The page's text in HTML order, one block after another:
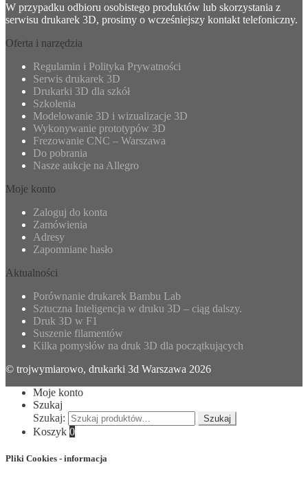
W przypadku odbioru osobistego produktów lub skorzystania z
serwisu drukarek 3D, prosimy o wcześniejszy kontakt telefoniczny.
Oferta i narzędzia
Regulamin i Polityka Prywatności
Serwis drukarek 3D
Drukarki 3D dla szkół
Szkolenia
Modelowanie 3D i wizualizacje 3D
Wykonywanie prototypów 3D
Frezowanie CNC – Warszawa
Do pobrania
Nasze aukcje na Allegro
Moje konto
Zaloguj do konta
Zamówienia
Adresy
Zapomniane hasło
Aktualności
Porównanie drukarek Bambu Lab
Sztuczna Inteligencja w druku 3D – ciąg dalszy.
Druk 3D w F1
Suszenie filamentów
Kilka pomysłów na druk 3D dla początkujących
© trojwymiarowo, drukarki 3d Warszawa 2026
Moje konto
Szukaj
Szukaj:
Szukaj
Koszyk 0
Pliki Cookies - informacja